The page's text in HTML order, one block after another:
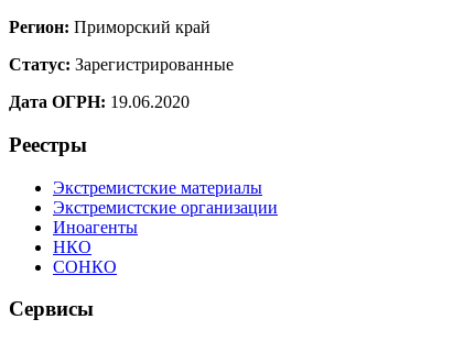
Регион: Приморский край
Статус: Зарегистрированные
Дата ОГРН: 19.06.2020
Реестры
Экстремистские материалы
Экстремистские организации
Иноагенты
НКО
СОНКО
Сервисы